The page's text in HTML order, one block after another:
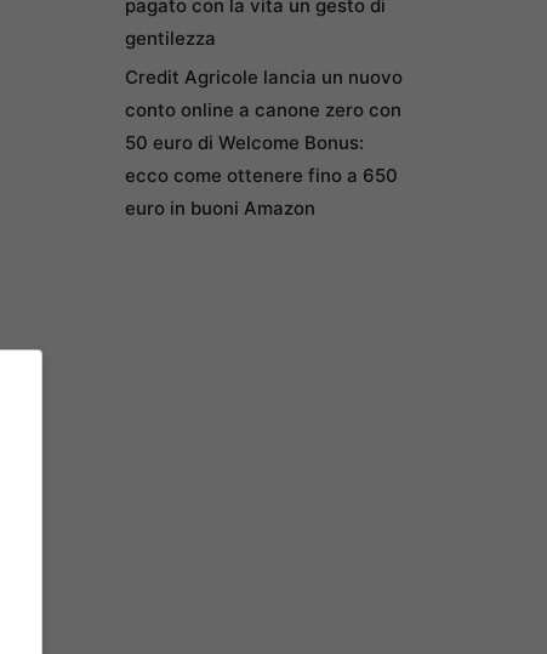
pagato con la vita un gesto di
gentilezza
Credit Agricole lancia un nuovo
conto online a canone zero con
50 euro di Welcome Bonus:
ecco come ottenere fino a 650
euro in buoni Amazon